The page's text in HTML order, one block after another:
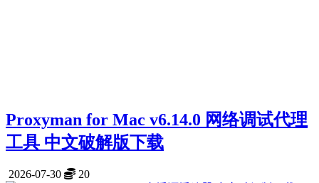
Proxyman for Mac v6.14.0 网络调试代理
工具 中文破解版下载
2026-07-30 20